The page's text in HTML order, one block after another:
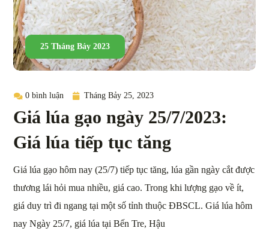
25 Tháng Bảy 2023
0 bình luận Tháng Bảy 25, 2023
Giá lúa gạo ngày 25/7/2023:
Giá lúa tiếp tục tăng
Giá lúa gạo hôm nay (25/7) tiếp tục tăng, lúa gần ngày cắt được
thương lái hỏi mua nhiều, giá cao. Trong khi lượng gạo về ít,
giá duy trì đi ngang tại một số tỉnh thuộc ĐBSCL. Giá lúa hôm
nay Ngày 25/7, giá lúa tại Bến Tre, Hậu